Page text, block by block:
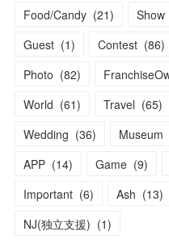
Food/Candy (21) Show
Guest (1) Contest (86)
Photo (82)
World (61) Travel (65)
Wedding (36) Museum
APP (14) Game (9)
Important (6) Ash (13)
NJ(独立支援) (1)